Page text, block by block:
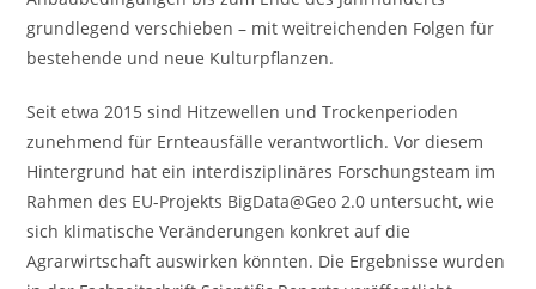
grundlegend verschieben – mit weitreichenden Folgen für
bestehende und neue Kulturpflanzen.
Seit etwa 2015 sind Hitzewellen und Trockenperioden
zunehmend für Ernteausfälle verantwortlich. Vor diesem
Hintergrund hat ein interdisziplinäres Forschungsteam im
Rahmen des EU-Projekts BigData@Geo 2.0 untersucht, wie
sich klimatische Veränderungen konkret auf die
Agrarwirtschaft auswirken könnten. Die Ergebnisse wurden